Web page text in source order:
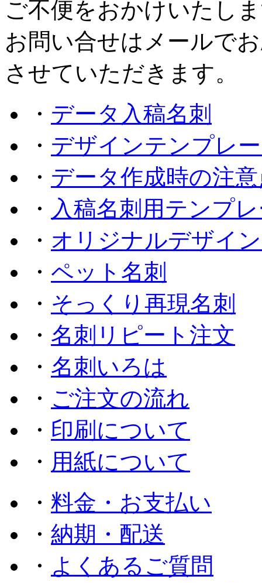
ご不便をおかけいたし
お問い合せはメールで
させていただきます。
・ データ入稿名刺
・ デザインテンプレ
・ データ作成時の注
・ 入稿名刺用テンプ
・ オリジナルデザイ
・ ペット名刺
・ そっくり再現名刺
・ 名刺リピート注文
・ 名刺いろは
・ ご注文の流れ
・ 印刷について
・ 用紙について
・ 料金・お支払い
・ 納期・配送
・ よくあるご質問